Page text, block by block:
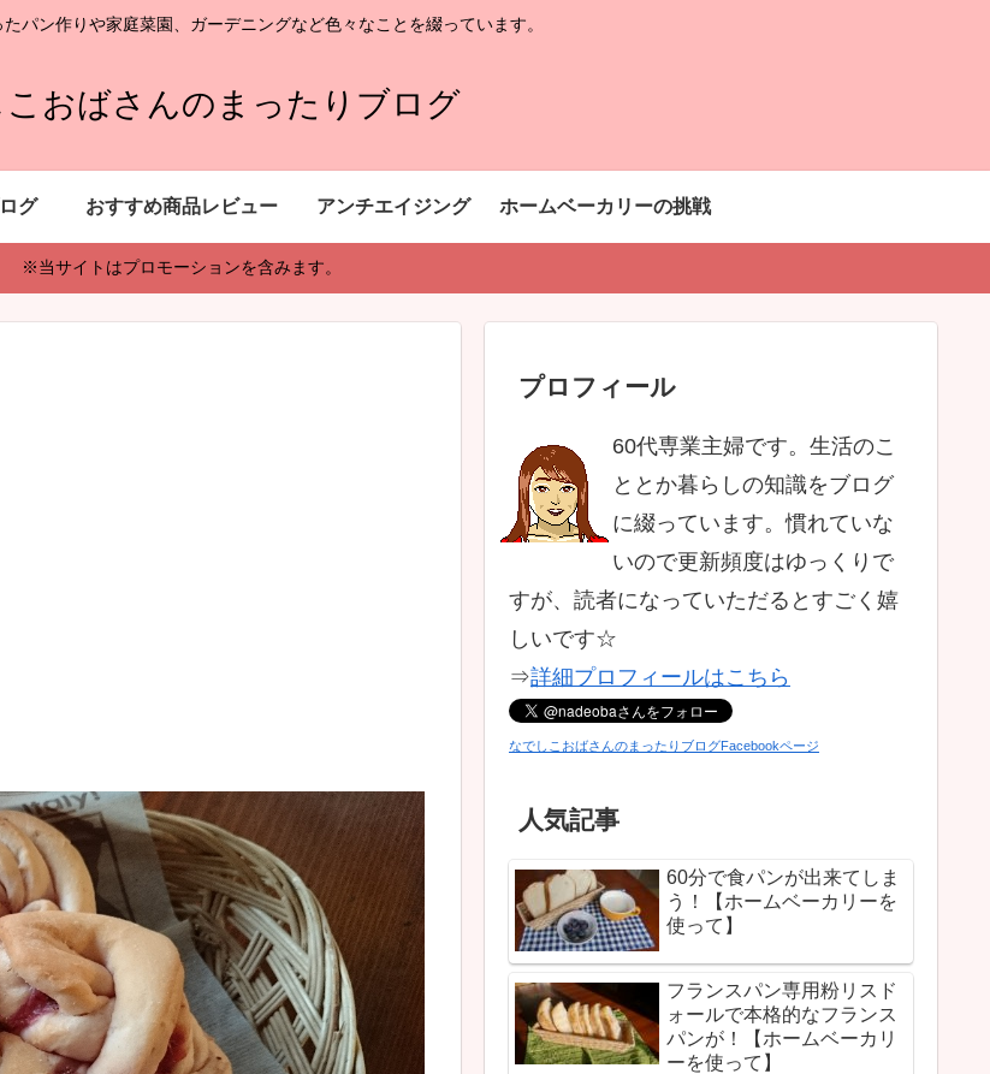
パン作りや家庭菜園、ガーデニングなど色々なことを綴っています。
おばさんのまったりブログ
グ おすすめ商品レビュー アンチエイジング ホームベーカリーの挑戦
※当サイトはプロモーションを含みます。
プロフィール
60代専業主婦です。生活のこ
ととか暮らしの知識をブログ
に綴っています。慣れていな
いので更新頻度はゆっくりで
すが、読者になっていただるとすごく嬉
しいです☆
⇒詳細プロフィールはこちら
なでしこおばさんのまったりブログFacebookページ
人気記事
60分で食パンが出来てしま
う！【ホームベーカリーを
使って】
フランスパン専用粉リスド
ォールで本格的なフランス
パンが！【ホームベーカリ
ーを使って】